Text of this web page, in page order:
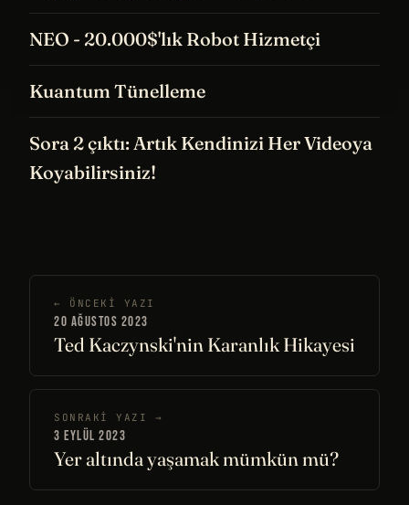
Yapay Zekayı Uzaya Fırlatıyoruz!
NEO - 20.000$'lık Robot Hizmetçi
Kuantum Tünelleme
Sora 2 çıktı: Artık Kendinizi Her Videoya
20 AĞUSTOS 2023
Ted Kaczynski'nin Karanlık Hikayesi
3 EYLÜL 2023
Yer altında yaşamak mümkün mü?